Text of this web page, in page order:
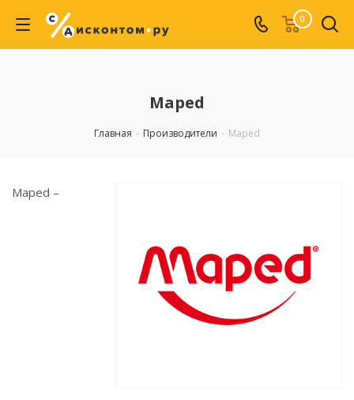
0
Maped
Главная - Производители - Maped
Maped –